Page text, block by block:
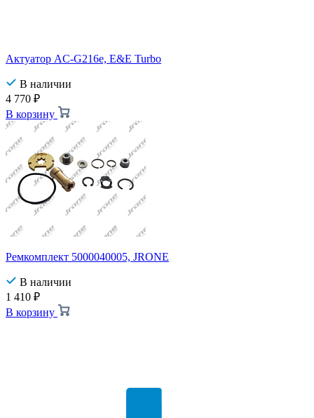
Актуатор AC-G216e, E&E Turbo
В наличии
4 770 ₽
В корзину
Ремкомплект 5000040005, JRONE
В наличии
1 410 ₽
В корзину